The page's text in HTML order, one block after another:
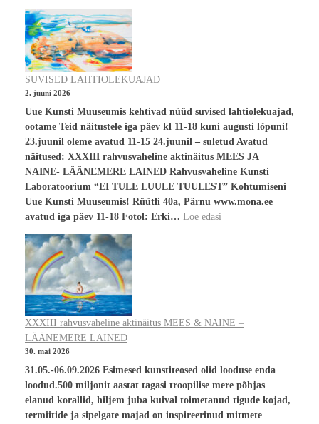
SUVISED LAHTIOLEKUAJAD
2. juuni 2026
Uue Kunsti Muuseumis kehtivad nüüd suvised lahtiolekuajad,
ootame Teid näitustele iga päev kl 11-18 kuni augusti lõpuni!
23.juunil oleme avatud 11-15 24.juunil – suletud Avatud
näitused: XXXIII rahvusvaheline aktinäitus MEES JA
NAINE- LÄÄNEMERE LAINED Rahvusvaheline Kunsti
Laboratoorium “EI TULE LUULE TUULEST” Kohtumiseni
Uue Kunsti Muuseumis! Rüütli 40a, Pärnu www.mona.ee
avatud iga päev 11-18 Fotol: Erki… Loe edasi
XXXIII rahvusvaheline aktinäitus MEES & NAINE –
LÄÄNEMERE LAINED
30. mai 2026
31.05.-06.09.2026 Esimesed kunstiteosed olid looduse enda
loodud.500 miljonit aastat tagasi troopilise mere põhjas
elanud korallid, hiljem juba kuival toimetanud tigude kojad,
termiitide ja sipelgate majad on inspireerinud mitmete